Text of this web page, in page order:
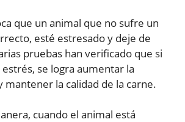
que un animal que no sufre un
esté estresado y deje de
pruebas han verificado que si
se logra aumentar la
mantener la calidad de la carne.
cuando el animal está